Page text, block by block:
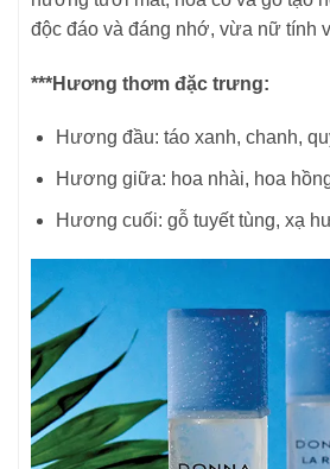
độc đáo và đáng nhớ, vừa nữ tính
***Hương thơm đặc trưng:
Hương đầu: táo xanh, chanh,
Hương giữa: hoa nhài, hoa
Hương cuối: gỗ tuyết tùng, xạ